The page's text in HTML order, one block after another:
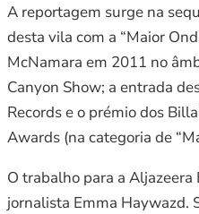
A reportagem surge na
desta vila com a “Maior
McNamara em 2011 no
Canyon Show; a entrada
Records e o prémio dos
Awards (na categoria de
O trabalho para a
jornalista Emma Haywazd.